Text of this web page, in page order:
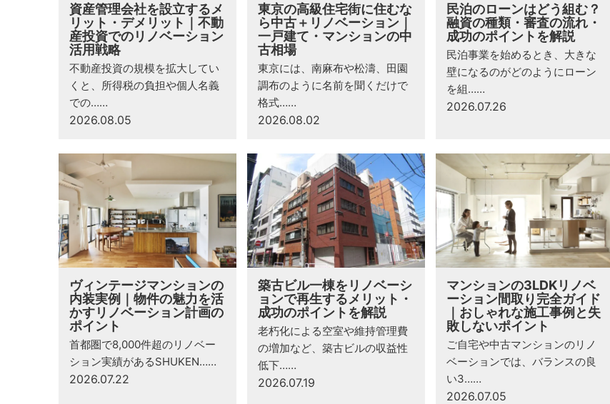
資産管理会社を設立するメ
リット・デメリット｜不動
産投資でのリノベーション
活用戦略
不動産投資の規模を拡大してい
くと、所得税の負担や個人名義
での……
2026.08.05
東京の高級住宅街に住むな
ら中古＋リノベーション｜
一戸建て・マンションの中
古相場
東京には、南麻布や松濤、田園
調布のように名前を聞くだけで
格式……
2026.08.02
民泊のローンはどう組む？
融資の種類・審査の流れ・
成功のポイントを解説
民泊事業を始めるとき、大きな
壁になるのがどのようにローン
を組……
2026.07.26
ヴィンテージマンションの
内装実例｜物件の魅力を活
かすリノベーション計画の
ポイント
首都圏で8,000件超のリノベー
ション実績があるSHUKEN……
2026.07.22
築古ビル一棟をリノベーシ
ョンで再生するメリット・
成功のポイントを解説
老朽化による空室や維持管理費
の増加など、築古ビルの収益性
低下……
2026.07.19
マンションの3LDKリノベ
ーション間取り完全ガイド
｜おしゃれな施工事例と失
敗しないポイント
ご自宅や中古マンションのリノ
ベーションでは、バランスの良
い3……
2026.07.05